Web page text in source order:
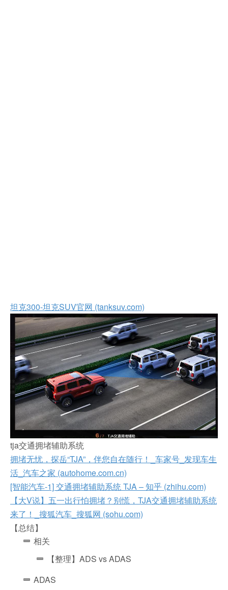
坦克300-坦克SUV官网 (tanksuv.com)
tja交通拥堵辅助系统
拥堵无忧，探岳“TJA”，伴您自在随行！_车家号_发现车生
活_汽车之家 (autohome.com.cn)
[智能汽车-1] 交通拥堵辅助系统 TJA – 知乎 (zhihu.com)
【大V说】五一出行怕拥堵？别慌，TJA交通拥堵辅助系统
来了！_搜狐汽车_搜狐网 (sohu.com)
【总结】
相关
【整理】ADS vs ADAS
ADAS